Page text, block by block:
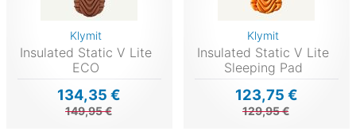
Klymit
Insulated Static V Lite
ECO
134,35 €
149,95 €
Klymit
Insulated Static V Lite
Sleeping Pad
123,75 €
129,95 €